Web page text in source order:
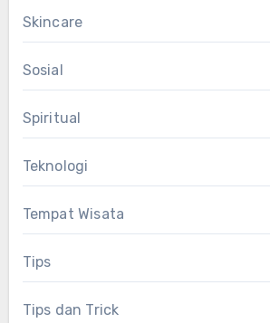
Skincare
Sosial
Spiritual
Teknologi
Tempat Wisata
Tips
Tips dan Trick